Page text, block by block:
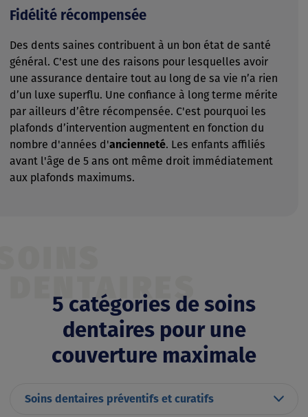
Fidélité récompensée
Des dents saines contribuent à un bon état de santé
général. C'est une des raisons pour lesquelles avoir
une assurance dentaire tout au long de sa vie n’a rien
d’un luxe superflu. Une confiance à long terme mérite
par ailleurs d’être récompensée. C'est pourquoi les
plafonds d’intervention augmentent en fonction du
nombre d'années d'ancienneté. Les enfants affiliés
avant l'âge de 5 ans ont même droit immédiatement
aux plafonds maximums.
DENTAIRES
5 catégories de soins
dentaires pour une
couverture maximale